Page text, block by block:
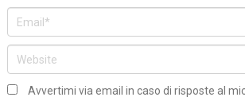
Avvertimi via email in caso di risposte al